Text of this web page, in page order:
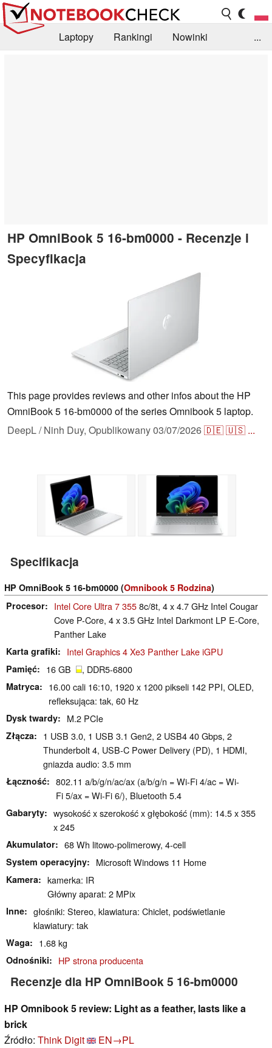
Laptopy Rankingi
Nowinki
...
HP OmniBook 5 16-bm0000 - Recenzje i
Specyfikacja
This page provides reviews and other infos about the HP
OmniBook 5 16-bm0000 of the series Omnibook 5 laptop.
DeepL / Ninh Duy, Opublikowany03/07/2026🇩🇪🇺🇸 ...
Specifikacja
HP OmniBook 5 16-bm0000 (Omnibook 5 Rodzina)
Procesor
Intel Core Ultra 7 3558c/8t, 4 x 4.7 GHz Intel Cougar
Cove P-Core, 4 x 3.5 GHz Intel Darkmont LP E-Core,
Panther Lake
Karta grafiki Intel Graphics 4 Xe3 Panther Lake iGPU
Pamięć 16 GB , DDR5-6800
Matryca
16.00 cali 16:10, 1920 x 1200 pikseli 142 PPI, OLED,
refleksująca: tak, 60 Hz
Dysk twardy M.2 PCIe
Złącza
1 USB 3.0, 1 USB 3.1 Gen2, 2 USB4 40 Gbps, 2
Thunderbolt 4, USB-C Power Delivery (PD), 1 HDMI,
gniazda audio: 3.5 mm
Łączność
802.11 a/b/g/n/ac/ax (a/b/g/n = Wi-Fi 4/ac = Wi-
Fi 5/ax = Wi-Fi 6/), Bluetooth 5.4
Gabaryty
wysokość x szerokość x głębokość (mm): 14.5 x 355
x 245
Akumulator 68 Wh litowo-polimerowy, 4-cell
System operacyjny Microsoft Windows 11 Home
Kamera
kamerka: IR
Główny aparat: 2 MPix
Inne
głośniki: Stereo, klawiatura: Chiclet, podświetlanie
klawiatury: tak
Waga 1.68 kg
Odnośniki HP strona producenta
Recenzje dla HP OmniBook 5 16-bm0000
HP Omnibook 5 review: Light as a feather, lasts like a
brick
Źródło: Think Digit
EN→PL